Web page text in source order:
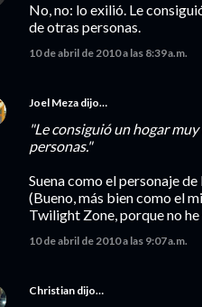
No, no: lo exilió. Le
de otras personas.
10 de abril de 2010 a las 8:39 a.m.
Joel Meza dijo…
"Le consiguió un hogar
personas."
Suena como el personaje
(Bueno, más bien como el
Twilight Zone, porque no
10 de abril de 2010 a las 9:07 a.m.
Christian dijo…